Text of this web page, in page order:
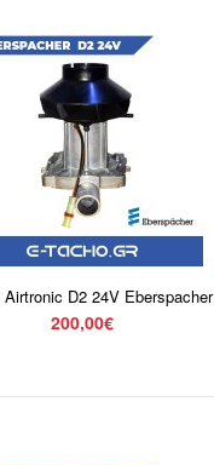
D2 24V Eberspacher
200,00€